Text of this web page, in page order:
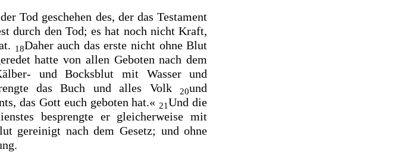
Tod geschehen des, der das Testament
durch den Tod; es hat noch nicht Kraft,
18Daher auch das erste nicht ohne Blut
hatte von allen Geboten nach dem
und Bocksblut mit Wasser und
das Buch und alles Volk
20und
das Gott euch geboten hat.« 21Und die
besprengte er gleicherweise mit
gereinigt nach dem Gesetz; undohne